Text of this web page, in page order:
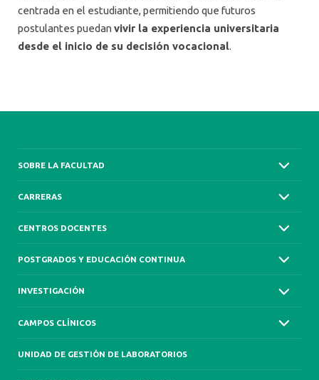
centrada en el estudiante, permitiendo que futuros
postulantes puedan vivir la experiencia universitaria
desde el inicio de su decisión vocacional.
SOBRE LA FACULTAD
CARRERAS
CENTROS DOCENTES
POSTGRADOS Y EDUCACIÓN CONTINUA
INVESTIGACIÓN
CAMPOS CLÍNICOS
UNIDAD DE GESTIÓN DE LABORATORIOS